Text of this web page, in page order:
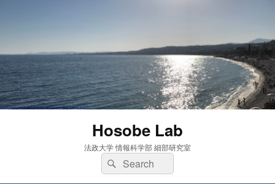
Hosobe Lab
法政大学 情報科学部 細部研究室
検
索:
検
索